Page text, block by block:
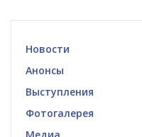
Новости
Анонсы
Выступления
Фотогалерея